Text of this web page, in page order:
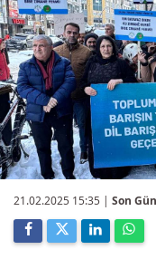
21.02.2025 15:35 | Son